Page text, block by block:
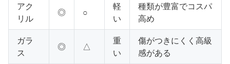
アク
リル
◎ ○
軽
い
種類が豊富でコスパ
高め
ガラ
ス
◎ △
重
い
傷がつきにくく高級
感がある